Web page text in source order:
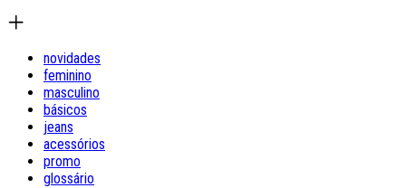
novidades
feminino
masculino
básicos
jeans
acessórios
promo
glossário